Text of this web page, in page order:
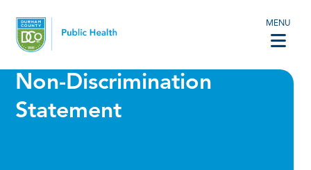
MENU
Non-Discrimination
Statement